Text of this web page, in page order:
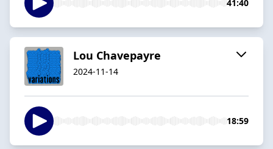
41:40
Lou Chavepayre
2024-11-14
18:59